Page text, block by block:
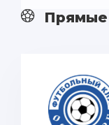
Прямые